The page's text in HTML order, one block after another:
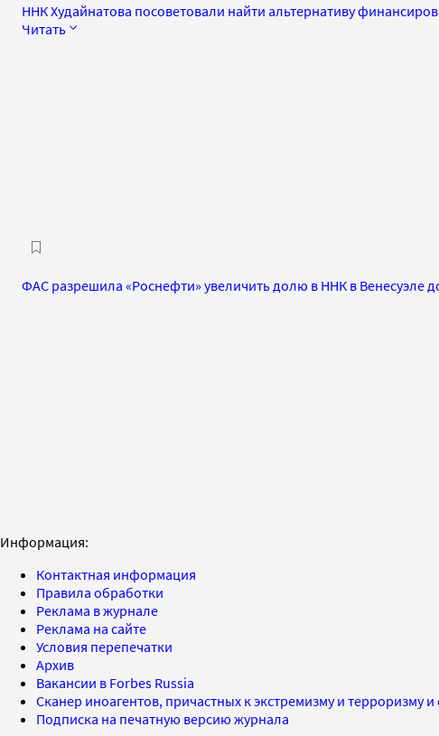
ННК Худайнатова посоветовали найти альтернативу
Читать
ФАС разрешила «Роснефти» увеличить долю в ННК в Венесуэле
Информация:
Контактная информация
Правила обработки
Реклама в журнале
Реклама на сайте
Условия перепечатки
Архив
Вакансии в Forbes Russia
Сканер иноагентов, причастных к экстремизму и
Подписка на печатную версию журнала